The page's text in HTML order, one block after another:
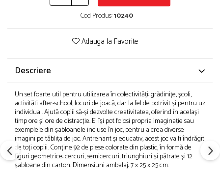
Cod Produs:10240
Adauga la Favorite
Descriere
Un set foarte util pentru utilizarea în colectivități: grădinițe, școli,
activităti after-school, locuri de joacă, dar la fel de potrivit și pentru uz
individual. Ajută copiii să-și dezvolte creativitatea, oferind în același
timp ore și ore de distracție. Ei își pot folosi propria imaginație sau
exemplele din șabloanele incluse în joc, pentru a crea diverse
imagini pe tăblița de joc. Antrenant și educativ, acest joc va fi îndrăgit
de toți copiii. Conține 92 de piese colorate din plastic, în formă de
figuri geometrice: cercuri, semicercuri, triunghiuri și pătrate și 12
șabloane din carton. Dimensiuni ambalaj: 7 x 25 x 25 cm.